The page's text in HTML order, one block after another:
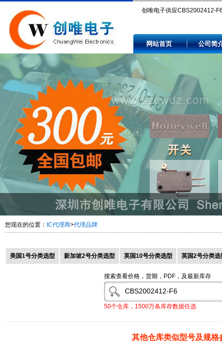
创唯电子供应CBS2002412-
availability by authorized and
independent electronic
distributors.
网站首页 公司简
您现在的位置： IC代理商>代理品牌
美国1号分类选型 新加坡2号分类选型 英国10号分类选型 英国2号分类选
搜索查看价格，货期，PDF，及最新库存
50个仓库，1500万条库存数据任选
其他仓库类似型号及规格